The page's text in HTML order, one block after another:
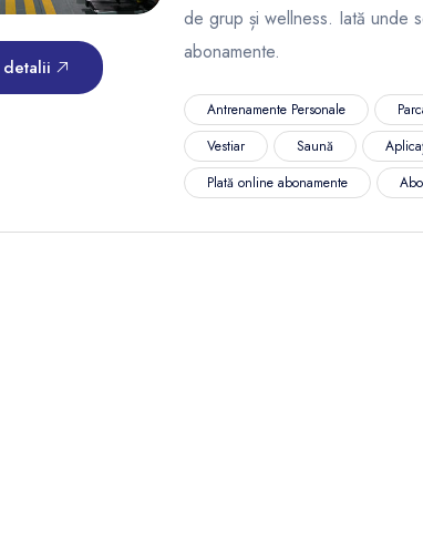
de grup și wellness. Iată unde
abonamente.
Antrenamente Personale
Vestiar
Saună
Plată online abonamente